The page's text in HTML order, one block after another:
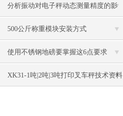
分析振动对电子秤动态测量精度的影
响
500公斤称重模块安装方式
使用不锈钢地磅要掌握这6点要求
XK31-1吨|2吨|3吨打印叉车秤技术资料